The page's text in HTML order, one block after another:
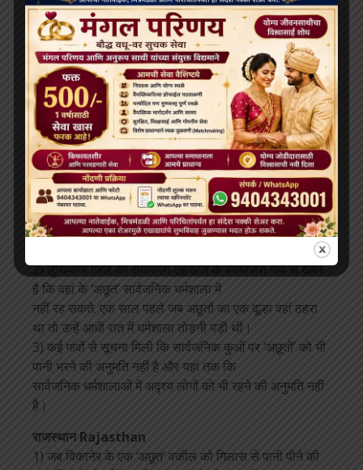
है और न कोई नाई अपना सिर मुंडवाता है।
3) भानापुर में ‘अछूतों’ की एक सभा होनी थी। आराधनालय के पास
चाय की केवल एक दुकान थी। चाय वाले ने
‘अछूतों’ को चाय देने से मना कर दिया। लोकसभा के पूर्व सदस्य
श्री. मोहननायक भी वहां मौजूद थे। वह खुद रिपोर्ट
लिखाने थाने गए थे। लेकिन थानेदार ने यह कहकर रिपोर्ट दर्ज करने
से इनकार कर दिया कि उन्हें नहीं पता था कि छुआछूत एक अपराध
है।
पंजाब
1) मलकियत नाम का लड़का विदेश जाने का परमिट लेने के लिए
जालंधर के जिला कार्यालय जा रहा था। युवक सड़क से ही फरार हो
गया। वह बेटा जुंडिया को वह यहीं के रहने वाले थे। मामले की
जानकारी पुलिस को दी गई। लेकिन उन्होंने कोई कार्रवाई नहीं की।
2) लुधियाना जिले की समाराला तहसील के बनमाजरा गांव से खबर
है कि वहां के ‘अछूत’ सार्वजनिक धर्मशाला में
नहीं रह सकते. एक साल पहले जब अछूतों का एक दूल्हा वहां ठहरा
था तो उन्हें आधी रात में धर्मशाला तोड़नी पड़ी थी।
3) कई गांवों से सूचना मिली कि सार्वजनिक कुओं पर ‘अछूतों’ को भी
पानी भरने की अनुमति नहीं है और यहां तक ​​कि
सार्वजनिक धर्मशालाओं में अदृश्य लोगों को भी रहने की अनुमति नहीं
है।
राजस्थान Rajasthan
1) जब विकानेर के एक ‘अछूत’ वकील को गिलास से पानी पीने की